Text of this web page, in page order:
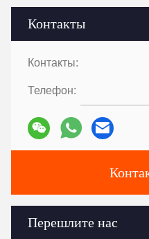
Контакты
Контакты:
Телефон:
Перешлите нас